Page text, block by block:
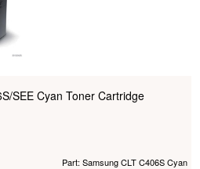
SEE Cyan Toner Cartridge
Part: Samsung CLT C406S Cyan